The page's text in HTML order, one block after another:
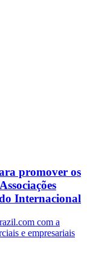
promover os
Internacional
com a
e empresariais